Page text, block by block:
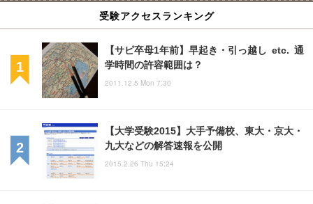
受験アクセスランキング
【サピ卒母1年前】早起き・引っ越し etc. 通
学時間の許容範囲は？
2011.12.5 Mon 7:30
【大学受験2015】大手予備校、東大・京大・
九大などの解答速報を公開
2015.2.26 Thu 15:24